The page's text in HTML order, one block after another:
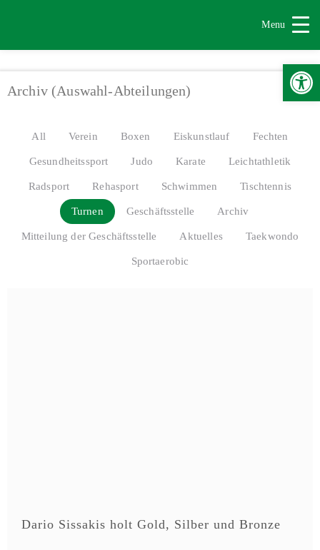
Menu
Archiv (Auswahl-Abteilungen)
All Verein Boxen Eiskunstlauf Fechten
Gesundheitssport Judo Karate Leichtathletik
Radsport Rehasport Schwimmen Tischtennis
Turnen Geschäftsstelle Archiv
Mitteilung der Geschäftsstelle Aktuelles Taekwondo
Sportaerobic
Dario Sissakis holt Gold, Silber und Bronze